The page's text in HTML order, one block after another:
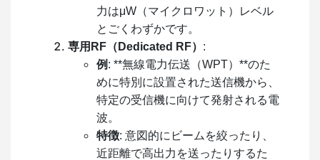
力はμW（マイクロワット）レベル
とごくわずかです。
専用RF（Dedicated RF） :
例 : **無線電力伝送（WPT）**のた
めに特別に設置された送信機から、
特定の受信機に向けて発射される電
波。
特徴: 意図的にビームを絞ったり、
近距離で高出力を送ったりするた